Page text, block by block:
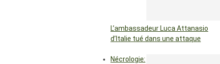
L’ambassadeur Luca Attanasio
d’Italie tué dans une attaque
Nécrologie: